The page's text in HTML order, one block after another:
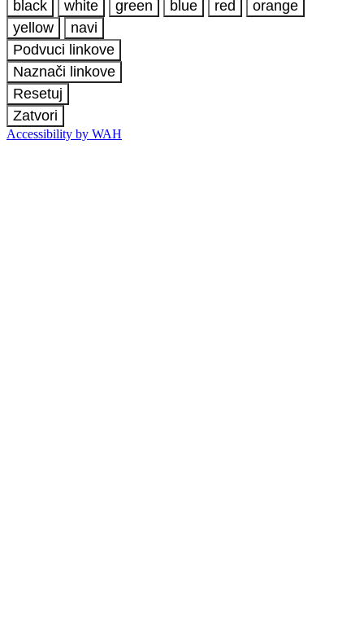
black
white green blue red
orange
yellow
navi
Podvuci linkove
Naznači linkove
Resetuj
Zatvori
Accessibility by WAH